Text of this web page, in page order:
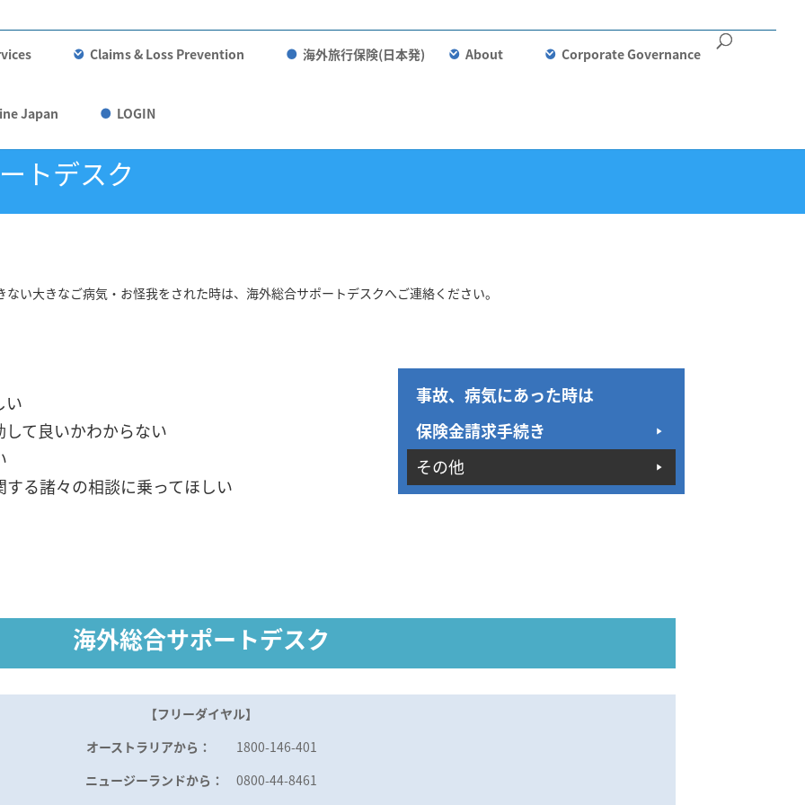
Claims & Loss Prevention 海外旅行保険(日本発) About Corporate Governance
Japan LOGIN
トデスク
い大きなご病気・お怪我をされた時は、海外総合サポートデスクへご連絡ください。
い
て良いかわからない
る諸々の相談に乗ってほしい
事故、病気にあった時は
保険金請求手続き
その他
海外総合サポートデスク
【フリーダイヤル】
オーストラリアから： 1800-146-401
ニュージーランドから： 0800-44-8461